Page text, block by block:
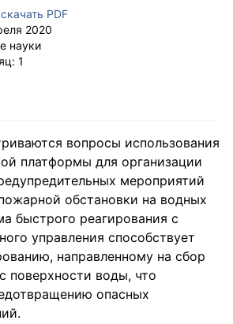
скачать PDF
2020
науки
1
вопросы использования
платформы для организации
мероприятий
обстановки на водных
быстрого реагирования с
управления способствует
направленному на сбор
поверхности воды, что
опасных